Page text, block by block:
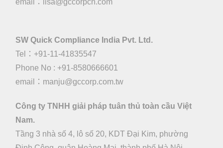
email：
lisa@gccorpcn.com
SW Quick Compliance India Pvt. Ltd.
Tel：+91-11-41835547
Phone No : +91-8580666601
email：manju@gccorp.com.tw
Công ty TNHH giải pháp tuân thủ toàn cầu Việt
Nam.
Tầng 3 nhà số 4, lô số 20, KDT Đại Kim, phường